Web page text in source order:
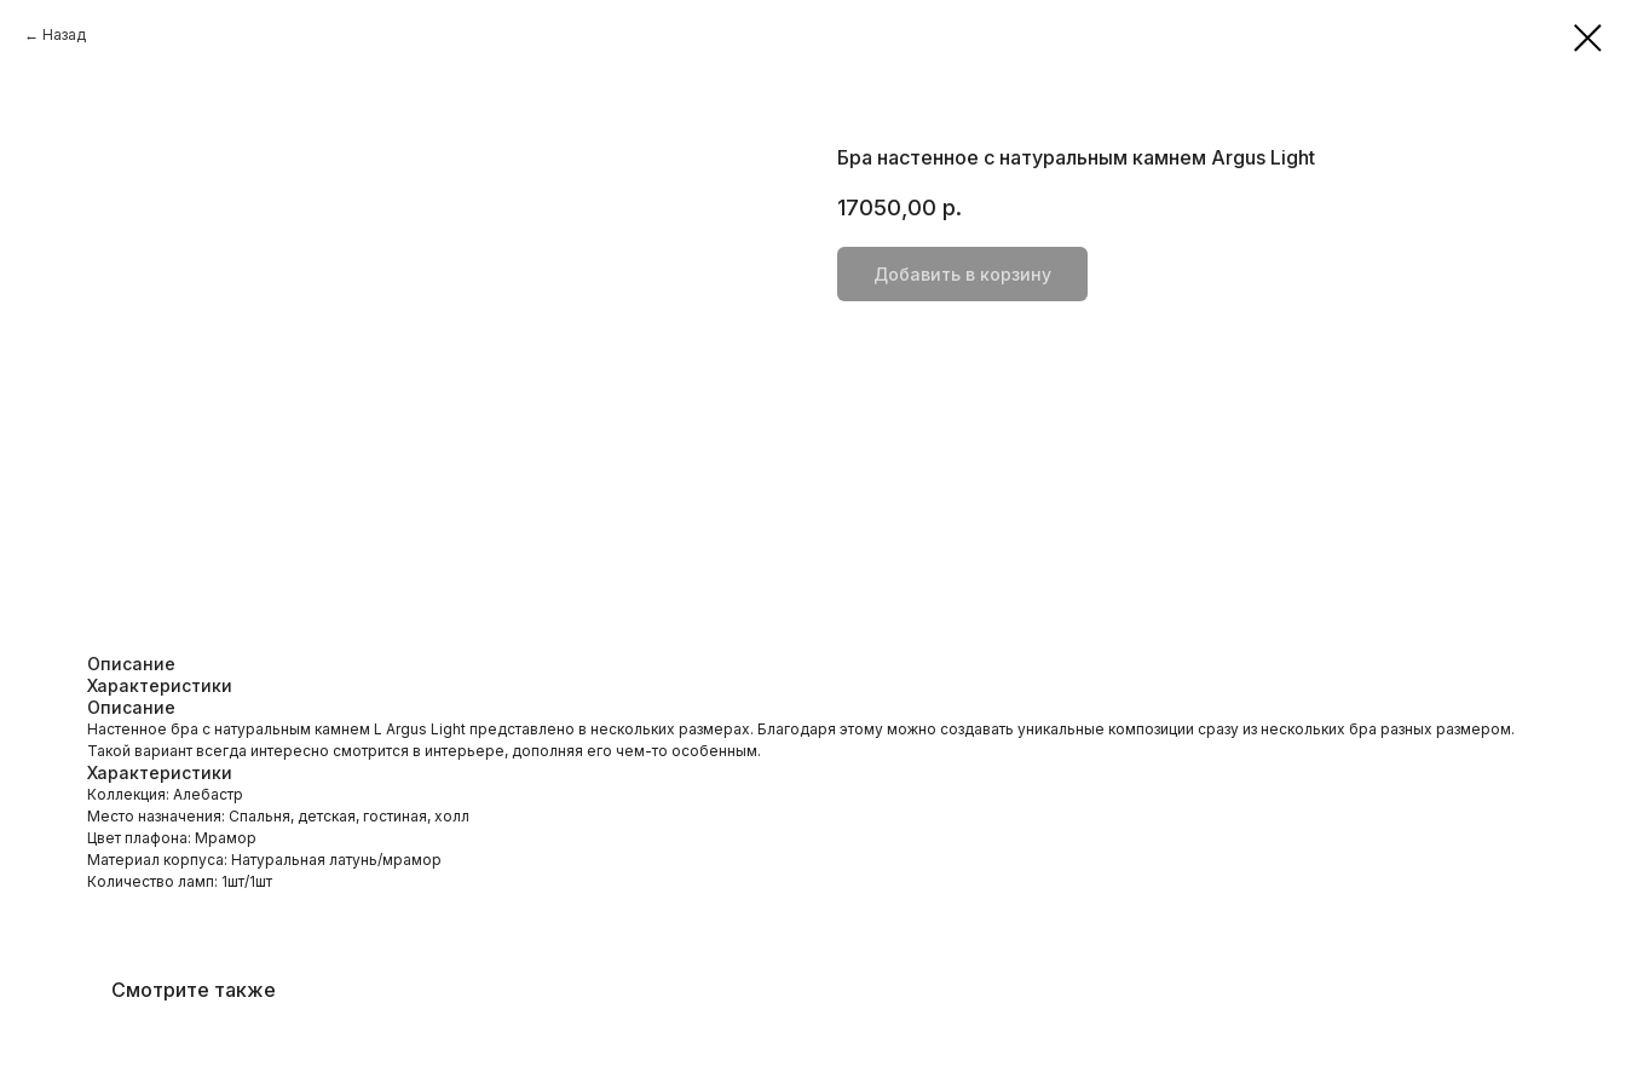
Назад
Бра настенное c натуральным камнем Argus Light
17050,00 р.
Добавить в корзину
Описание
Характеристики
Описание
Настенное бра c натуральным камнем L Argus Light представлено в нескольких размерах. Благодаря этому можно создавать уникальные композиции сразу из нескольких бра разных размером.
Такой вариант всегда интересно смотрится в интерьере, дополняя его чем-то особенным.
Характеристики
Коллекция: Алебастр
Место назначения: Спальня, детская, гостиная, холл
Цвет плафона: Мрамор
Материал корпуса: Натуральная латунь/мрамор
Количество ламп: 1шт/1шт
Смотрите также